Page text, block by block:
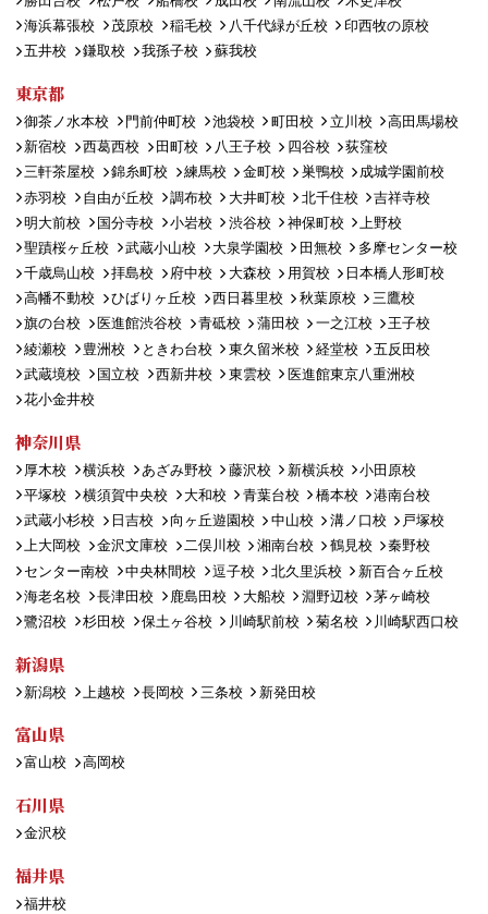
海浜幕張校
茂原校 稲毛校 八千代緑が丘校
印西牧の原校
五井校
鎌取校 我孫子校 蘇我校
東京都
御茶ノ水本校 門前仲町校 池袋校 町田校 立川校
高田馬場校
新宿校
西葛西校 田町校 八王子校 四谷校
荻窪校
三軒茶屋校
錦糸町校 練馬校 金町校 巣鴨校
成城学園前校
赤羽校
自由が丘校 調布校 大井町校 北千住校
吉祥寺校
明大前校
国分寺校 小岩校 渋谷校 神保町校
上野校
聖蹟桜ヶ丘校
武蔵小山校 大泉学園校 田無校
多摩センター校
千歳烏山校
拝島校 府中校 大森校 用賀校
日本橋人形町校
高幡不動校
ひばりヶ丘校 西日暮里校 秋葉原校
三鷹校
旗の台校
医進館渋谷校 青砥校 蒲田校 一之江校
王子校
綾瀬校
豊洲校 ときわ台校 東久留米校 経堂校
五反田校
武蔵境校
国立校 西新井校 東雲校
医進館東京八重洲校
花小金井校
神奈川県
厚木校 横浜校 あざみ野校 藤沢校 新横浜校
小田原校
平塚校
横須賀中央校 大和校 青葉台校 橋本校
港南台校
武蔵小杉校
日吉校 向ヶ丘遊園校 中山校 溝ノ口校
戸塚校
上大岡校
金沢文庫校 二俣川校 湘南台校 鶴見校
秦野校
センター南校
中央林間校 逗子校 北久里浜校
新百合ヶ丘校
海老名校
長津田校 鹿島田校 大船校 淵野辺校
茅ヶ崎校
鷺沼校
杉田校 保土ヶ谷校 川崎駅前校 菊名校 川崎駅西口校
新潟県
新潟校 上越校 長岡校 三条校 新発田校
富山県
富山校 高岡校
石川県
金沢校
福井県
福井校